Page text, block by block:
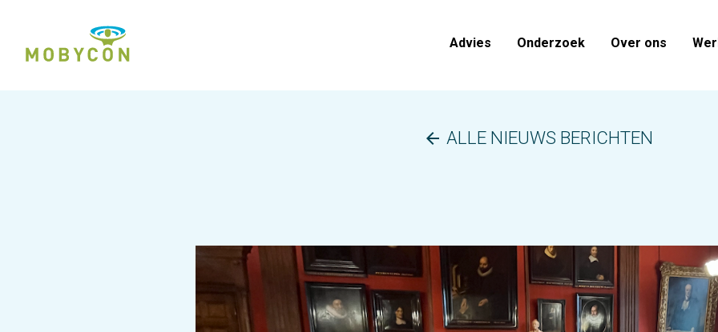
Advies Onderzoek Over ons
arrow_back ALLE NIEUWS BERICHTEN